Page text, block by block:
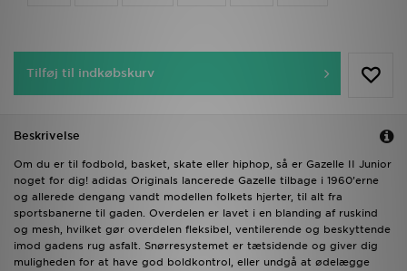
Tilføj til indkøbskurv
Beskrivelse
Om du er til fodbold, basket, skate eller hiphop, så er Gazelle II Junior
noget for dig! adidas Originals lancerede Gazelle tilbage i 1960’erne
og allerede dengang vandt modellen folkets hjerter, til alt fra
sportsbanerne til gaden. Overdelen er lavet i en blanding af ruskind
og mesh, hvilket gør overdelen fleksibel, ventilerende og beskyttende
imod gadens rug asfalt. Snørresystemet er tætsidende og giver dig
muligheden for at have god boldkontrol, eller undgå at ødelægge